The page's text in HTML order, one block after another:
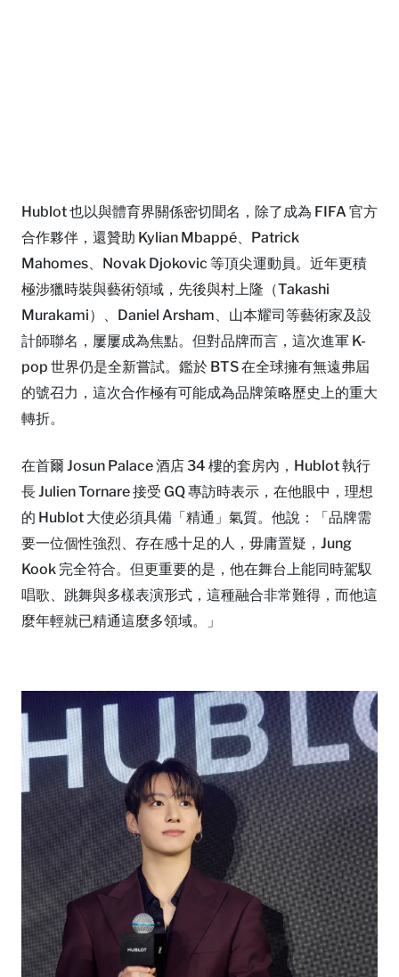
Hublot 也以與體育界關係密切聞名，除了成為 FIFA 官方
合作夥伴，還贊助 Kylian Mbappé、Patrick
Mahomes、Novak Djokovic 等頂尖運動員。近年更積
極涉獵時裝與藝術領域，先後與村上隆（Takashi
Murakami）、Daniel Arsham、山本耀司等藝術家及設
計師聯名，屢屢成為焦點。但對品牌而言，這次進軍 K-
pop 世界仍是全新嘗試。鑑於 BTS 在全球擁有無遠弗屆
的號召力，這次合作極有可能成為品牌策略歷史上的重大
轉折。
在首爾 Josun Palace 酒店 34 樓的套房內，Hublot 執行
長 Julien Tornare 接受 GQ 專訪時表示，在他眼中，理想
的 Hublot 大使必須具備「精通」氣質。他說：「品牌需
要一位個性強烈、存在感十足的人，毋庸置疑，Jung
Kook 完全符合。但更重要的是，他在舞台上能同時駕馭
唱歌、跳舞與多樣表演形式，這種融合非常難得，而他這
麼年輕就已精通這麼多領域。」